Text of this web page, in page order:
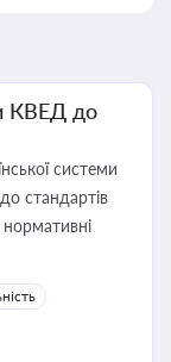
КВЕД до
системи
до стандартів